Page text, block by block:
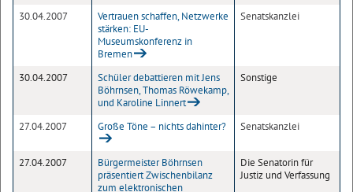
30.04.2007
Vertrauen schaffen, Netzwerke
stärken: EU-
Museumskonferenz in
Bremen
Senatskanzlei
30.04.2007
Schüler debattieren mit Jens
Böhrnsen, Thomas Röwekamp,
und Karoline Linnert
Sonstige
27.04.2007 Große Töne – nichts dahinter? Senatskanzlei
27.04.2007
Bürgermeister Böhrnsen
präsentiert Zwischenbilanz
zum elektronischen
Die Senatorin für
Justiz und Verfassung